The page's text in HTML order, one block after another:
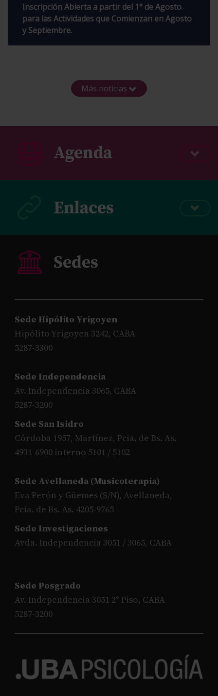
Inscripción Abierta a partir del 1° de Agosto
para las Actividades que Comienzan en Agosto
y Septiembre.
Más noticias
Sede Hipólito Yrigoyen
Hipólito Yrigoyen 3242, CABA
5287-3300
Sede Independencia
Av. Independencia 3065, CABA
5287-3200
Sede San Isidro
Córdoba 1957, Martínez, Pcia. de Bs. As.
4931-6900 interno 5101 / 5102
Sede Avellaneda (Musicoterapia)
Eva Perón y Güemes (S/N), Avellaneda,
Pcia. de Bs. As. 4205-9765
Sede Investigaciones
Avda. Independencia 3051 / 3065, CABA
Sede Posgrado
Av. Independencia 3051 2° Piso, CABA
5287-3200